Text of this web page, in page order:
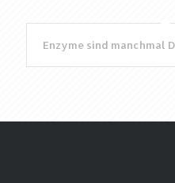
Enzyme sind manchmal